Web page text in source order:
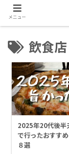
飲食店
2025年20代後半
で行ったおすす
８選
メニュー